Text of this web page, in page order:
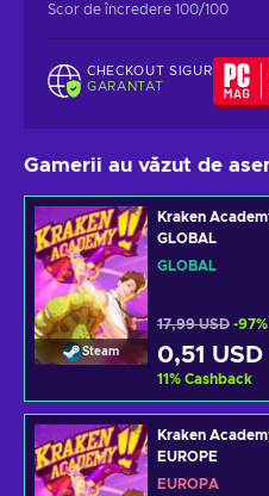
Scor de încredere 100/100
CHECKOUT SIGUR
GARANTAT
Gamerii au văzut de
Steam
Kraken
GLOBAL
GLOBAL
17,99 USD -97%
0,51 USD
11% Cashback
Kraken
EUROPE
EUROPA